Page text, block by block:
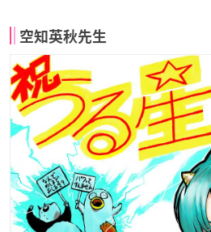
空知英秋先生